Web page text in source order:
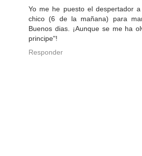
Yo me he puesto el despertador
chico (6 de la mañana) para
Buenos dias. ¡Aunque se me ha
principe"!
Responder